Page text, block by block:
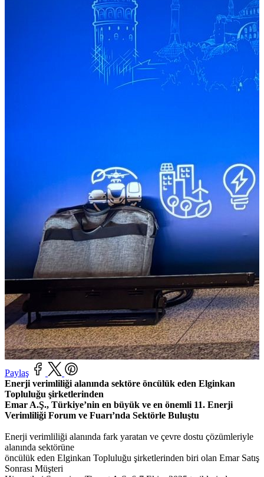
Paylaş
Enerji verimliliği alanında sektöre öncülük eden Elginkan
Topluluğu şirketlerinden
Emar A.Ş., Türkiye’nin en büyük ve en önemli 11. Enerji
Verimliliği Forum ve Fuarı’nda Sektörle Buluştu
Enerji verimliliği alanında fark yaratan ve çevre dostu çözümleriyle
alanında sektörüne
öncülük eden Elginkan Topluluğu şirketlerinden biri olan Emar Satış
Sonrası Müşteri